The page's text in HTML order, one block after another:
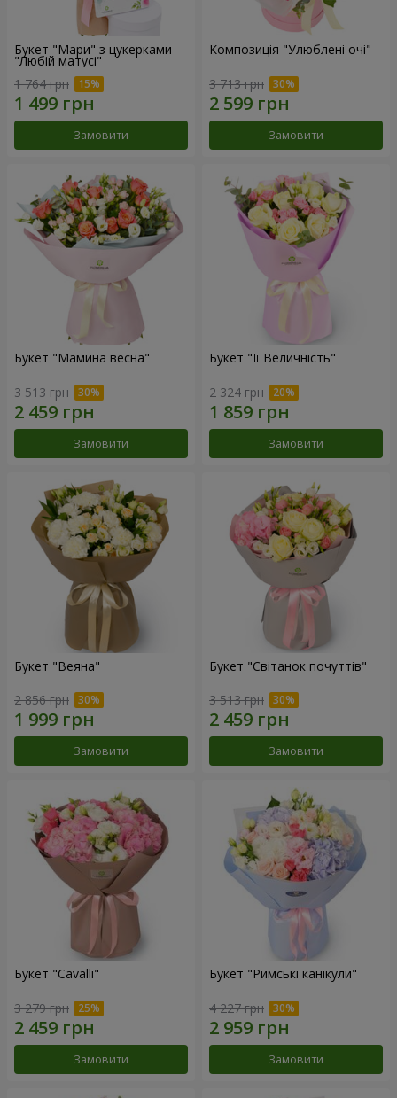
Букет "Мари" з цукерками
"Любій матусі"
1 764 грн
Замовити
Композиція "Улюблені очі"
3 713 грн
Замовити
Букет "Мамина весна"
3 513 грн
Замовити
Букет "Її Величність"
2 324 грн
Замовити
Букет "Веяна"
2 856 грн
Замовити
Букет "Світанок почуттів"
3 513 грн
Замовити
Букет "Cаvalli"
3 279 грн
Замовити
Букет "Римські канікули"
4 227 грн
Замовити